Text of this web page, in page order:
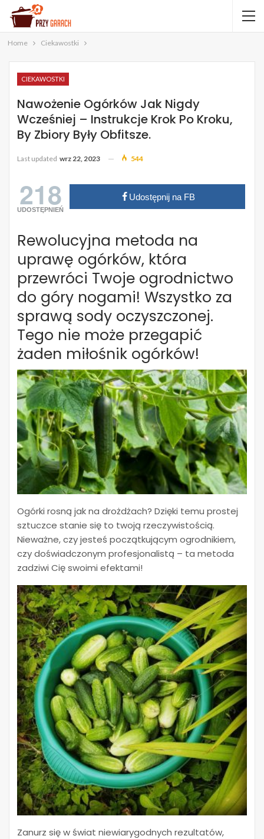
Home Ciekawostki
CIEKAWOSTKI
Nawożenie Ogórków Jak Nigdy
Wcześniej – Instrukcje Krok Po Kroku,
By Zbiory Były Obfitsze.
Last updated wrz 22, 2023 544
218
UDOSTĘPNIEŃ
Udostępnij na FB
Rewolucyjna metoda na
uprawę ogórków, która
przewróci Twoje ogrodnictwo
do góry nogami! Wszystko za
sprawą sody oczyszczonej.
Tego nie może przegapić
żaden miłośnik ogórków!
Ogórki rosną jak na drożdżach? Dzięki temu prostej
sztuczce stanie się to twoją rzeczywistością.
Nieważne, czy jesteś początkującym ogrodnikiem,
czy doświadczonym profesjonalistą – ta metoda
zadziwi Cię swoimi efektami!
Zanurz się w świat niewiarygodnych rezultatów,